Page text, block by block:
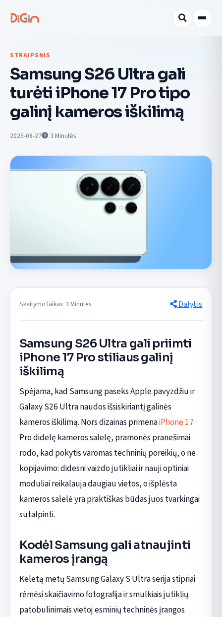
STRAIPSNIS
Samsung S26 Ultra gali
turėti iPhone 17 Pro tipo
galinį kameros iškilimą
2025-08-27 3 Minutės
Skaitymo laikas: 3 Minutės Dalytis
Samsung S26 Ultra gali priimti
iPhone 17 Pro stiliaus galinį
iškilimą
Spėjama, kad Samsung paseks Apple pavyzdžiu ir
Galaxy S26 Ultra naudos išsiskiriantį galinės
kameros iškilimą. Nors dizainas primenaiPhone 17
Pro didelę kameros salelę, pramonės pranešimai
rodo, kad pokytis varomas techninių poreikių, o ne
kopijavimo: didesni vaizdo jutikliai ir nauji optiniai
moduliai reikalauja daugiau vietos, o išplėsta
kameros salelė yra praktiškas būdas juos tvarkingai
sutalpinti.
Kodėl Samsung gali atnaujinti
kameros įrangą
Keletą metų Samsung Galaxy S Ultra serija stipriai
rėmėsi skaičiavimo fotografija ir smulkiais jutiklių
patobulinimais vietoj esminių techninės įrangos